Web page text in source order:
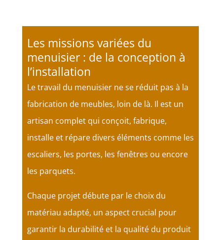
Les missions variées du
menuisier : de la conception à
l’installation
Le travail du menuisier ne se réduit pas à la
fabrication de meubles, loin de là. Il est un
artisan complet qui conçoit, fabrique,
installe et répare divers éléments comme les
escaliers, les portes, les fenêtres ou encore
les parquets.
Chaque projet débute par le choix du
matériau adapté, un aspect crucial pour
garantir la durabilité et la qualité du produit